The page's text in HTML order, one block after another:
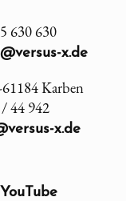
630 630
x.de
Karben
44 942
x.de